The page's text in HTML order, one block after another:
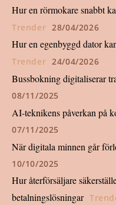
Hur en rörmokare snabbt
Trender 28/04/2026
Hur en egenbyggd dator
Trender 24/04/2026
Bussbokning digitaliserar
08/11/2025
AI-teknikens påverkan på
07/11/2025
När digitala minnen går
10/10/2025
Hur återförsäljare
betalningslösningar